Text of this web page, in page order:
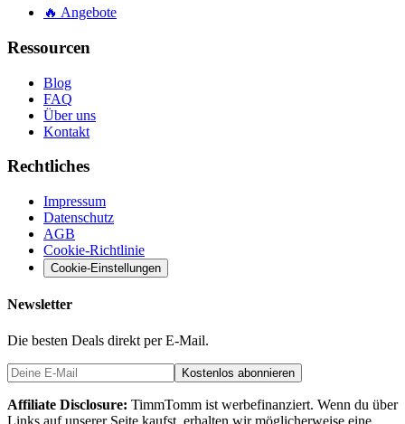
🔥 Angebote
Ressourcen
Blog
FAQ
Über uns
Kontakt
Rechtliches
Impressum
Datenschutz
AGB
Cookie-Richtlinie
Cookie-Einstellungen
Newsletter
Die besten Deals direkt per E-Mail.
Kostenlos abonnieren
Affiliate Disclosure: TimmTomm ist werbefinanziert. Wenn du über
Links auf unserer Seite kaufst, erhalten wir möglicherweise eine